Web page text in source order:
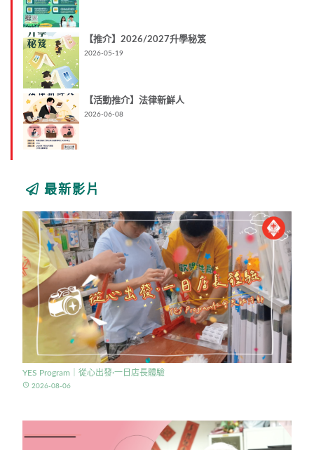
【推介】2026/2027升學秘笈
2026-05-19
【活動推介】法律新鮮人
2026-06-08
最新影片
YES Program｜從心出發·一日店長體驗
access_time 2026-08-06